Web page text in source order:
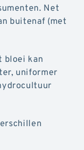
Net
buitenaf (met
bloei kan
uniformer